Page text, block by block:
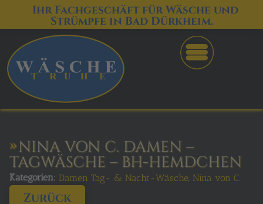
Ihr Fachgeschäft für Wäsche und
Strümpfe in Bad Dürkheim.
NINA VON C. DAMEN –
TAGWÄSCHE – BH-HEMDCHEN
Kategorien: Damen Tag- & Nacht-Wäsche, Nina von C.
Zurück